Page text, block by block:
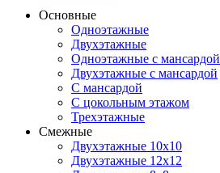
Основные
Одноэтажные
Двухэтажные
Одноэтажные с мансардой
Двухэтажные с мансардой
С мансардой
С цокольным этажом
Трехэтажные
Смежные
Двухэтажные 10х10
Двухэтажные 12х12